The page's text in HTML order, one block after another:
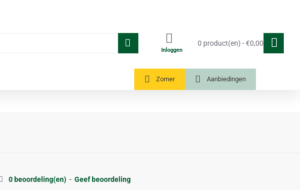
Inloggen
0 product(en) - €0,00
Zomer Aanbiedingen
0 beoordeling(en) - Geef beoordeling